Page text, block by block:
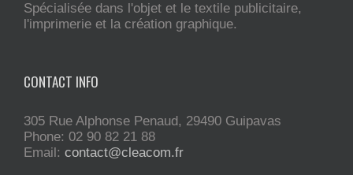
Spécialisée dans l'objet et le textile publicitaire,
l'imprimerie et la création graphique.
CONTACT INFO
305 Rue Alphonse Penaud, 29490 Guipavas
Phone: 02 90 82 21 88
Email: contact@cleacom.fr